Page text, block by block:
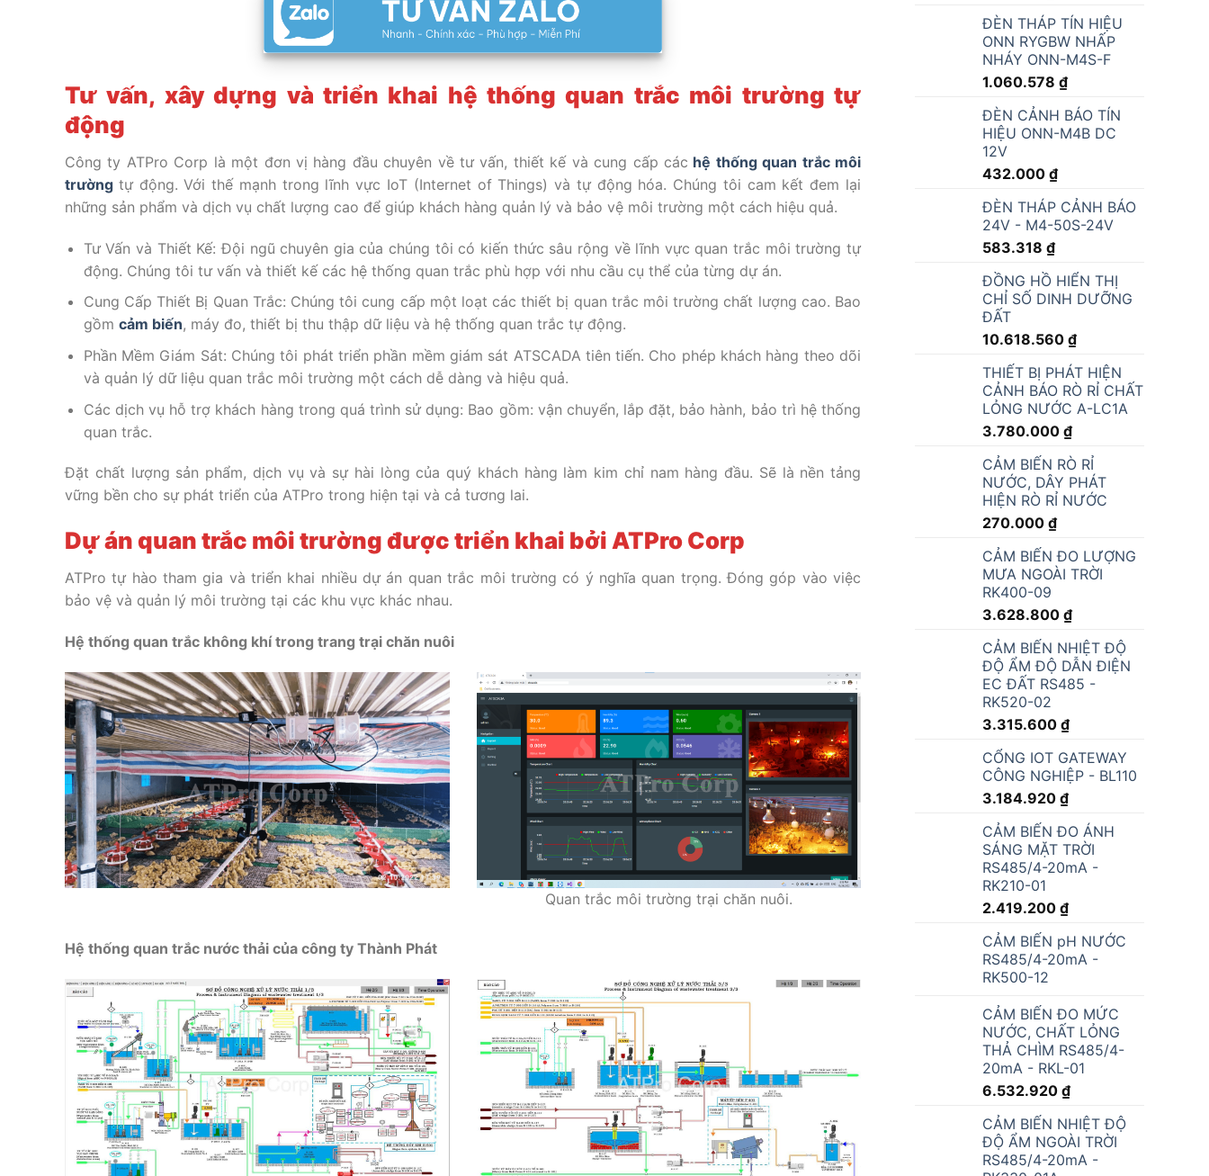
Tư vấn, xây dựng và triển khai hệ thống quan trắc môi trường tự
động
Công ty ATPro Corp là một đơn vị hàng đầu chuyên về tư vấn, thiết kế và cung cấp các hệ thống quan trắc môi
trường tự động. Với thế mạnh trong lĩnh vực IoT (Internet of Things) và tự động hóa. Chúng tôi cam kết đem lại
những sản phẩm và dịch vụ chất lượng cao để giúp khách hàng quản lý và bảo vệ môi trường một cách hiệu quả.
Tư Vấn và Thiết Kế: Đội ngũ chuyên gia của chúng tôi có kiến thức sâu rộng về lĩnh vực quan trắc môi trường tự
động. Chúng tôi tư vấn và thiết kế các hệ thống quan trắc phù hợp với nhu cầu cụ thể của từng dự án.
Cung Cấp Thiết Bị Quan Trắc: Chúng tôi cung cấp một loạt các thiết bị quan trắc môi trường chất lượng cao. Bao
gồm cảm biến, máy đo, thiết bị thu thập dữ liệu và hệ thống quan trắc tự động.
Phần Mềm Giám Sát: Chúng tôi phát triển phần mềm giám sát ATSCADA tiên tiến. Cho phép khách hàng theo dõi
và quản lý dữ liệu quan trắc môi trường một cách dễ dàng và hiệu quả.
Các dịch vụ hỗ trợ khách hàng trong quá trình sử dụng: Bao gồm: vận chuyển, lắp đặt, bảo hành, bảo trì hệ thống
quan trắc.
Đặt chất lượng sản phẩm, dịch vụ và sự hài lòng của quý khách hàng làm kim chỉ nam hàng đầu. Sẽ là nền tảng
vững bền cho sự phát triển của ATPro trong hiện tại và cả tương lai.
Dự án quan trắc môi trường được triển khai bởi ATPro Corp
ATPro tự hào tham gia và triển khai nhiều dự án quan trắc môi trường có ý nghĩa quan trọng. Đóng góp vào việc
bảo vệ và quản lý môi trường tại các khu vực khác nhau.
Hệ thống quan trắc không khí trong trang trại chăn nuôi
Quan trắc môi trường trại chăn nuôi.
Hệ thống quan trắc nước thải của công ty Thành Phát
ĐÈN THÁP TÍN HIỆU
ONN RYGBW NHẤP
NHÁY ONN-M4S-F
1.060.578 ₫
ĐÈN CẢNH BÁO TÍN
HIỆU ONN-M4B DC
12V
432.000 ₫
ĐÈN THÁP CẢNH BÁO
24V - M4-50S-24V
583.318 ₫
ĐỒNG HỒ HIỂN THỊ
CHỈ SỐ DINH DƯỠNG
ĐẤT
10.618.560 ₫
THIẾT BỊ PHÁT HIỆN
CẢNH BÁO RÒ RỈ CHẤT
LỎNG NƯỚC A-LC1A
3.780.000 ₫
CẢM BIẾN RÒ RỈ
NƯỚC, DÂY PHÁT
HIỆN RÒ RỈ NƯỚC
270.000 ₫
CẢM BIẾN ĐO LƯỢNG
MƯA NGOÀI TRỜI
RK400-09
3.628.800 ₫
CẢM BIẾN NHIỆT ĐỘ
ĐỘ ẨM ĐỘ DẪN ĐIỆN
EC ĐẤT RS485 -
RK520-02
3.315.600 ₫
CỔNG IOT GATEWAY
CÔNG NGHIỆP - BL110
3.184.920 ₫
CẢM BIẾN ĐO ÁNH
SÁNG MẶT TRỜI
RS485/4-20mA -
RK210-01
2.419.200 ₫
CẢM BIẾN pH NƯỚC
RS485/4-20mA -
RK500-12
CẢM BIẾN ĐO MỨC
NƯỚC, CHẤT LỎNG
THẢ CHÌM RS485/4-
20mA - RKL-01
6.532.920 ₫
CẢM BIẾN NHIỆT ĐỘ
ĐỘ ẨM NGOÀI TRỜI
RS485/4-20mA -